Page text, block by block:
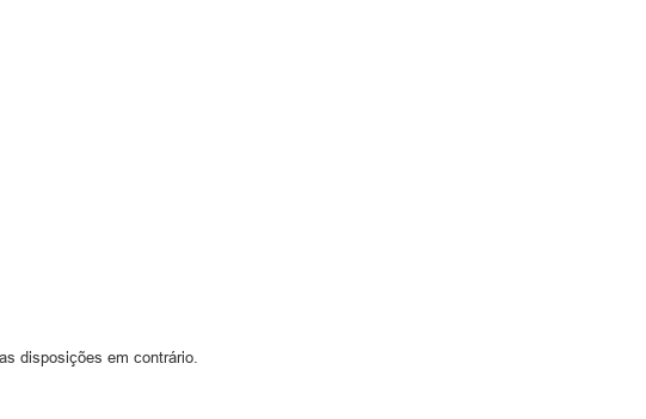
disposições em contrário.